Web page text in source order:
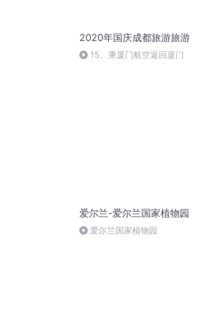
2020年国庆成都旅游旅游
15、乘厦门航空返回厦门
爱尔兰-爱尔兰国家植物园
爱尔兰国家植物园